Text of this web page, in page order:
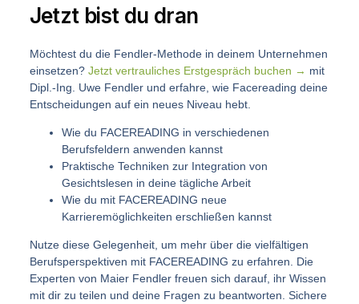
Jetzt bist du dran
Möchtest du die Fendler-Methode in deinem Unternehmen
einsetzen? Jetzt vertrauliches Erstgespräch buchen → mit
Dipl.-Ing. Uwe Fendler und erfahre, wie Facereading deine
Entscheidungen auf ein neues Niveau hebt.
Wie du FACEREADING in verschiedenen
Berufsfeldern anwenden kannst
Praktische Techniken zur Integration von
Gesichtslesen in deine tägliche Arbeit
Wie du mit FACEREADING neue
Karrieremöglichkeiten erschließen kannst
Nutze diese Gelegenheit, um mehr über die vielfältigen
Berufsperspektiven mit FACEREADING zu erfahren. Die
Experten von Maier Fendler freuen sich darauf, ihr Wissen
mit dir zu teilen und deine Fragen zu beantworten. Sichere